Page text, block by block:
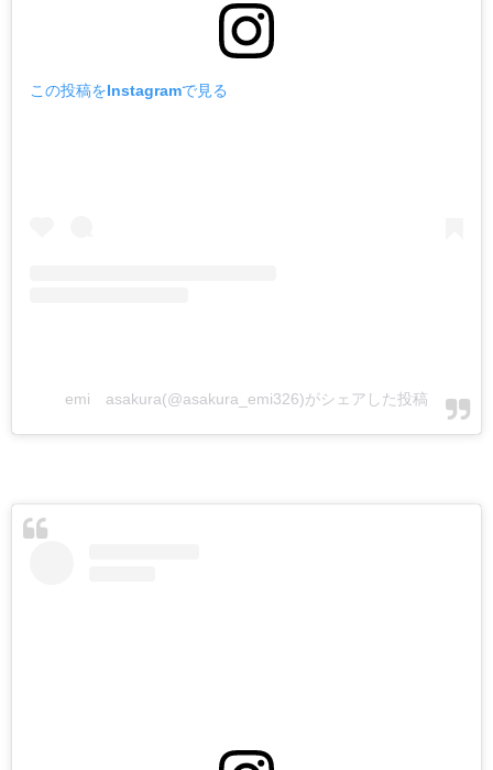
この投稿をInstagramで見る
emi asakura(@asakura_emi326)がシェアした投稿